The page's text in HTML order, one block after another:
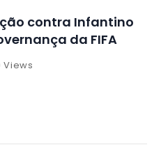
contra Infantino
da FIFA
Views